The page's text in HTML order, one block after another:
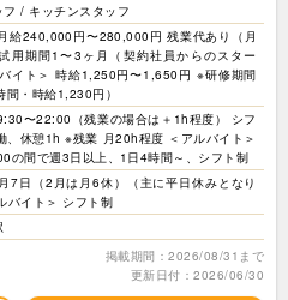
フ / キッチンスタッフ
給240,000円〜280,000円 残業代あり（月
用期間1〜3ヶ月（契約社員からのスター
イト＞ 時給1,250円〜1,650円 ※研修期間
間・時給1,230円）
〜22:00（残業の場合は＋1h程度） シフ
、休憩1h ※残業 月20h程度 ＜アルバイト＞
の間で週3日以上、1日4時間～、シフト制
7日（2月は月6休）（主に平日休みとなり
バイト＞ シフト制
掲載期間：2026/08/31まで
更新日付：2026/06/30